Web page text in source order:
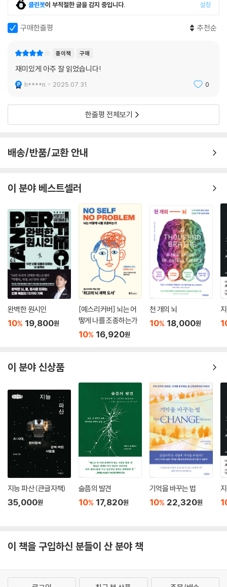
공을 놓는 지점이 매번 달랐고 그 차이도 컸다. 일반적으로 투구라는 행위
같이 던지려 노력했음에도 첫 번째 투구와 서른 번째 투구의 공을 놓는 지
달랐는데도 제구력은 전혀 흔들리지 않았다는 것이다. 구와타의 공은 매번
같은 자리로 정확히 들어갔다.
이 두 실험은 인간의 몸이 가진 의외성을 드러낸다. 몸이 뇌의 지배를 받는
다는 일반적인 통념과 달리 우리 몸은 의식과 상관없이 움직이기도 한다.
몸은 때로 머릿속에 떠올리는 이미지와 다르게 움직이며, 뇌가 이미지를
제대로 그리지 못하는 경우에는 몸이 앞서서 움직여 멋대로 문제를 해결해
뇌는 한 번도 해보지 못한 동작에 대해 어떤 이미지도 만들어내지 못한다.
다. 뇌가 제어하는 대로만 몸이 움직인다면, 아기는 걷지 못하고 수영 초보
대로 문제를 해결하기 때문에 우리는 새로운 운동을 할 수 있고, 몸이 무언
가를 해낸 다음 뇌가 ‘아, 이런 거구나.’라고 뒤늦게 깨닫기도 한다. 그러니
몸의 성공은 곧 뇌의 패배이며, 사람들이 흔히 승리라 여기는 ‘할 수 있
다’에는 사실 패배가 포함되어 있는 셈이다.
몸의 가능성을 찾아가는 여정
첨단 기술은 어떻게 몸과 연결될 수 있을까?
그렇다면 기술을 이용해 몸이 갖고 있는 미지의 가능성을 더 이끌어낼 수
는 없을까? 고이케 히데키는 첨단 영상 기술을 이용한 실시간 코칭을 통해
운동을 진행하는 동시에 부족한 부분을 수정할 수 있는 방법을 연구한다.
리 몸은 어떤 일을 할 수 있을까. 고이케 히데키는 AI를 활용한 영상 기술을
통해 운동의 한복판에서 몸의 능력을 향상시키는 길을 모색하고, 나아가
학습의 양상 자체를 다시 정의하려 한다.
우시바 준이치는 우리 몸이 ‘할 수 있게 되는’ 과정에서 뇌에 어떤 변화가
일어나는지를 밝히고자 한다. 그의 ‘꼬리 흔들기 실험’은 학습 과정에서 변
화하는 뇌파 양상에 관한 대표적인 실험이다. 열 명의 실험 참가자들을 각
자의 터치스크린 앞에 앉히고 뇌파를 실시간으로 측정하며 ‘화면에 보이는
꼬리를 흔들어라.’라고 지시한다. 물론 인간에게는 꼬리가 없기에, 특정 주
파수 뇌파의 진폭이 늘어나면 화면 속 꼬리가 움직이도록 미리 프로그램을
짜두었다. 참가자들은 없는 꼬리를 움직이기 위해 한 번도 해본 적 없는 방
식으로 감각을 작동시키려 하는데, 그 결과 우리는 학습에 대한 흥미로운
또한 우시바 준이치는 인간이 학습할 때 보상과 처벌이 뇌에 어떤 변화를
일으키는지, 그리고 환경에 따라 뇌의 학습 능력이 어떻게 변화하는지에
움직이도록 돕는 기술을 개발하기도 했다. 몸이 뇌보다 앞서 제멋대로 움
클린봇이 부적절한 글을 감지 중입니다. 설정
구매한줄평 추천순
종이책 구매
재미있게 아주 잘 읽었습니다!
h****n 2025.07.31. 0
한줄평 전체보기
배송/반품/교환 안내
이 분야 베스트셀러
완벽한 원시인
10% 19,800원
[예스리커버] 뇌는 어
떻게 나를 조종하는가
10% 16,920원
천 개의 뇌
10% 18,000원
이 분야 신상품
지능 파산 (큰글자책)
35,000원
슬픔의 발견
10% 17,820원
기억을 바꾸는 법
10% 22,320원
이 책을 구입하신 분들이 산 분야 책